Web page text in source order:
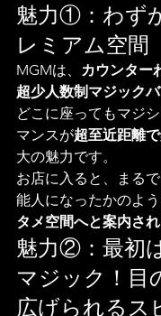
魅力①：わず
レミアム空間
MGMは、 カウンター
超少人数制マジック
どこに座ってもマジ
マンスが超至近距離
大の魅力です。
お店に入ると、まる
能人になったかのよう
タメ空間へと案内さ
魅力②：最初
マジック！目
広げられるス